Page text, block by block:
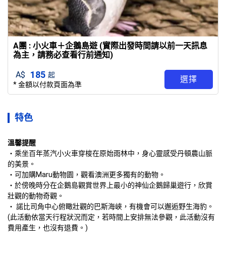
A團 : 小火車＋企鵝島遊 (實際出發時間請以前一天訊息
為主，請務必查看行前通知)
A$ 185 起
* 金額以付款頁面為準
選擇
特色
溫馨提醒
・乘坐百年蒸汽小火車穿梭在原始雨林中，身心靈感受丹頓農山脈
的美景。
・可加購Maru動物園，觀看澳洲更多獨有的動物。
・於傍晚時分在企鵝島觀賞世界上最小的神仙企鵝歸巢遊行，欣賞
壯觀的動物奇觀。
・ 諾比司角中心俯瞰壯觀的巴斯海峽，有機會可以邂逅野生海豹。
(此活動依當天行程狀況而定，若時間上安排無法參觀，此活動沒有
費用產生，也沒有退費。)